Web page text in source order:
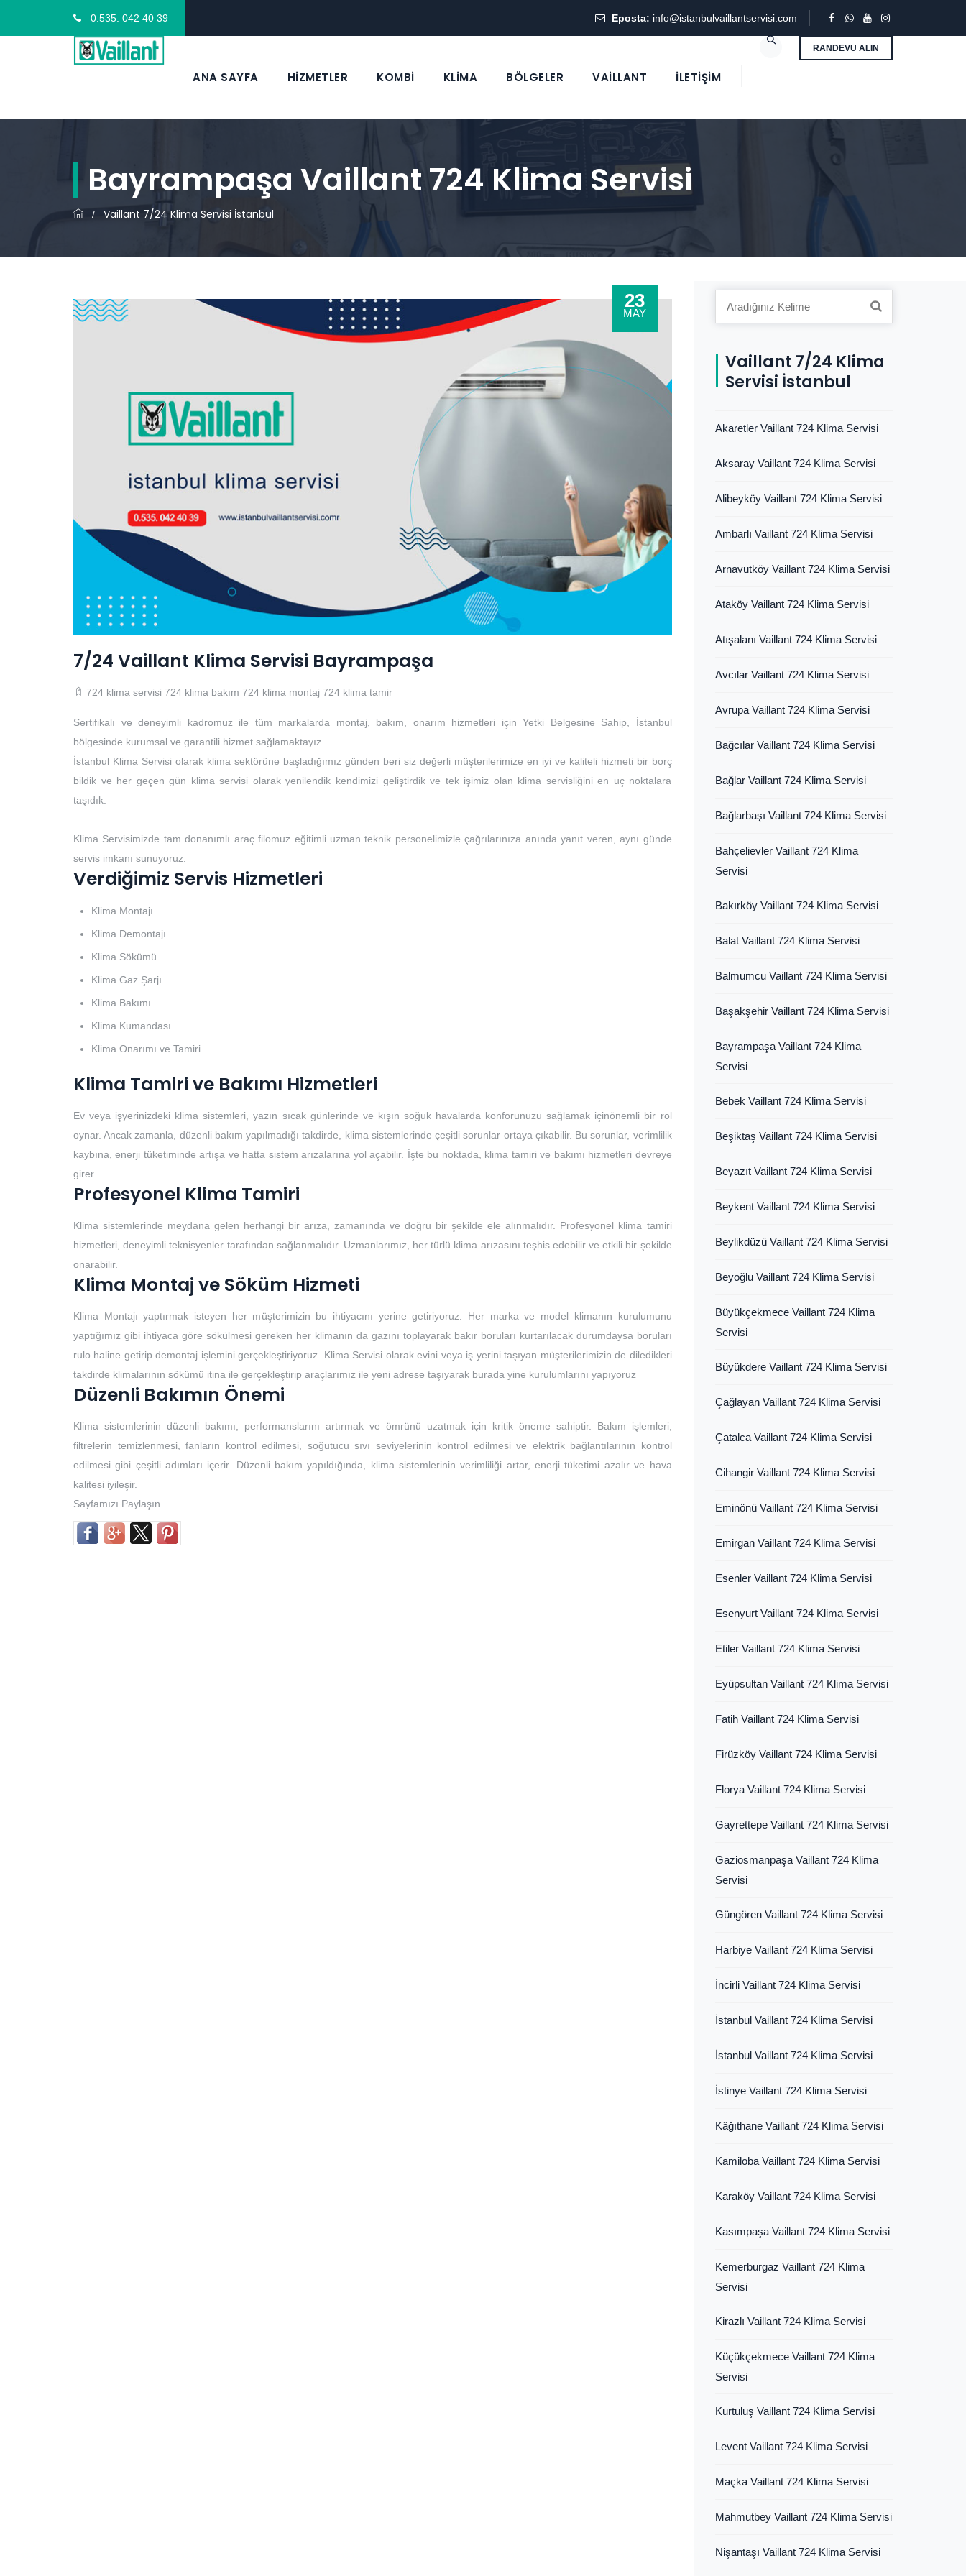
0.535. 042 40 39 Eposta: info@istanbulvaillantservisi.com
RANDEVU ALIN
ANA SAYFA HİZMETLER KOMBİ KLİMA BÖLGELER VAİLLANT İLETIŞIM
Bayrampaşa Vaillant 724 Klima Servisi
/ Vaillant 7/24 Klima Servisi İstanbul
23
MAY
7/24 Vaillant Klima Servisi Bayrampaşa
724 klima servisi 724 klima bakım 724 klima montaj 724 klima tamir
Sertifikalı ve deneyimli kadromuz ile tüm markalarda montaj, bakım, onarım hizmetleri için Yetki Belgesine Sahip, İstanbul
bölgesinde kurumsal ve garantili hizmet sağlamaktayız.
İstanbul Klima Servisi olarak klima sektörüne başladığımız günden beri siz değerli müşterilerimize en iyi ve kaliteli hizmeti bir borç
bildik ve her geçen gün klima servisi olarak yenilendik kendimizi geliştirdik ve tek işimiz olan klima servisliğini en uç noktalara
taşıdık.
Klima Servisimizde tam donanımlı araç filomuz eğitimli uzman teknik personelimizle çağrılarınıza anında yanıt veren, aynı günde
servis imkanı sunuyoruz.
Verdiğimiz Servis Hizmetleri
Klima Montajı
Klima Demontajı
Klima Sökümü
Klima Gaz Şarjı
Klima Bakımı
Klima Kumandası
Klima Onarımı ve Tamiri
Klima Tamiri ve Bakımı Hizmetleri
Ev veya işyerinizdeki klima sistemleri, yazın sıcak günlerinde ve kışın soğuk havalarda konforunuzu sağlamak içinönemli bir rol
oynar. Ancak zamanla, düzenli bakım yapılmadığı takdirde, klima sistemlerinde çeşitli sorunlar ortaya çıkabilir. Bu sorunlar, verimlilik
kaybına, enerji tüketiminde artışa ve hatta sistem arızalarına yol açabilir. İşte bu noktada, klima tamiri ve bakımı hizmetleri devreye
girer.
Profesyonel Klima Tamiri
Klima sistemlerinde meydana gelen herhangi bir arıza, zamanında ve doğru bir şekilde ele alınmalıdır. Profesyonel klima tamiri
hizmetleri, deneyimli teknisyenler tarafından sağlanmalıdır. Uzmanlarımız, her türlü klima arızasını teşhis edebilir ve etkili bir şekilde
onarabilir.
Klima Montaj ve Söküm Hizmeti
Klima Montajı yaptırmak isteyen her müşterimizin bu ihtiyacını yerine getiriyoruz. Her marka ve model klimanın kurulumunu
yaptığımız gibi ihtiyaca göre sökülmesi gereken her klimanın da gazını toplayarak bakır boruları kurtarılacak durumdaysa boruları
rulo haline getirip demontaj işlemini gerçekleştiriyoruz. Klima Servisi olarak evini veya iş yerini taşıyan müşterilerimizin de diledikleri
takdirde klimalarının sökümü itina ile gerçekleştirip araçlarımız ile yeni adrese taşıyarak burada yine kurulumlarını yapıyoruz
Düzenli Bakımın Önemi
Klima sistemlerinin düzenli bakımı, performanslarını artırmak ve ömrünü uzatmak için kritik öneme sahiptir. Bakım işlemleri,
filtrelerin temizlenmesi, fanların kontrol edilmesi, soğutucu sıvı seviyelerinin kontrol edilmesi ve elektrik bağlantılarının kontrol
edilmesi gibi çeşitli adımları içerir. Düzenli bakım yapıldığında, klima sistemlerinin verimliliği artar, enerji tüketimi azalır ve hava
kalitesi iyileşir.
Sayfamızı Paylaşın
Vaillant 7/24 Klima
Servisi İstanbul
Akaretler Vaillant 724 Klima Servisi
Aksaray Vaillant 724 Klima Servisi
Alibeyköy Vaillant 724 Klima Servisi
Ambarlı Vaillant 724 Klima Servisi
Arnavutköy Vaillant 724 Klima Servisi
Ataköy Vaillant 724 Klima Servisi
Atışalanı Vaillant 724 Klima Servisi
Avcılar Vaillant 724 Klima Servisi
Avrupa Vaillant 724 Klima Servisi
Bağcılar Vaillant 724 Klima Servisi
Bağlar Vaillant 724 Klima Servisi
Bağlarbaşı Vaillant 724 Klima Servisi
Bahçelievler Vaillant 724 Klima
Servisi
Bakırköy Vaillant 724 Klima Servisi
Balat Vaillant 724 Klima Servisi
Balmumcu Vaillant 724 Klima Servisi
Başakşehir Vaillant 724 Klima Servisi
Bayrampaşa Vaillant 724 Klima
Servisi
Bebek Vaillant 724 Klima Servisi
Beşiktaş Vaillant 724 Klima Servisi
Beyazıt Vaillant 724 Klima Servisi
Beykent Vaillant 724 Klima Servisi
Beylikdüzü Vaillant 724 Klima Servisi
Beyoğlu Vaillant 724 Klima Servisi
Büyükçekmece Vaillant 724 Klima
Servisi
Büyükdere Vaillant 724 Klima Servisi
Çağlayan Vaillant 724 Klima Servisi
Çatalca Vaillant 724 Klima Servisi
Cihangir Vaillant 724 Klima Servisi
Eminönü Vaillant 724 Klima Servisi
Emirgan Vaillant 724 Klima Servisi
Esenler Vaillant 724 Klima Servisi
Esenyurt Vaillant 724 Klima Servisi
Etiler Vaillant 724 Klima Servisi
Eyüpsultan Vaillant 724 Klima Servisi
Fatih Vaillant 724 Klima Servisi
Firüzköy Vaillant 724 Klima Servisi
Florya Vaillant 724 Klima Servisi
Gayrettepe Vaillant 724 Klima Servisi
Gaziosmanpaşa Vaillant 724 Klima
Servisi
Güngören Vaillant 724 Klima Servisi
Harbiye Vaillant 724 Klima Servisi
İncirli Vaillant 724 Klima Servisi
İstanbul Vaillant 724 Klima Servisi
İstanbul Vaillant 724 Klima Servisi
İstinye Vaillant 724 Klima Servisi
Kâğıthane Vaillant 724 Klima Servisi
Kamiloba Vaillant 724 Klima Servisi
Karaköy Vaillant 724 Klima Servisi
Kasımpaşa Vaillant 724 Klima Servisi
Kemerburgaz Vaillant 724 Klima
Servisi
Kirazlı Vaillant 724 Klima Servisi
Küçükçekmece Vaillant 724 Klima
Servisi
Kurtuluş Vaillant 724 Klima Servisi
Levent Vaillant 724 Klima Servisi
Maçka Vaillant 724 Klima Servisi
Mahmutbey Vaillant 724 Klima Servisi
Nişantaşı Vaillant 724 Klima Servisi